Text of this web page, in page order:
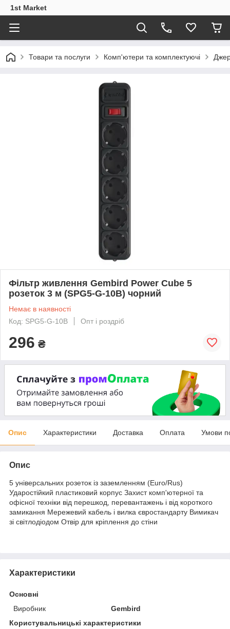
1st Market
Товари та послуги Комп'ютери та комплектуючі
Фільтр живлення Gembird Power Cube 5
розеток 3 м (SPG5-G-10B) чорний
Немає в наявності
Код: SPG5-G-10B
Опт і роздріб
296 ₴
Опис Характеристики Доставка Оплата Умови
Опис
5 універсальних розеток із заземленням (Euro/Rus)
Ударостійкий пластиковий корпус Захист комп'ютерної та
офісної техніки від перешкод, перевантажень і від короткого
замикання Мережевий кабель і вилка євростандарту Вимикач
зі світлодіодом Отвір для кріплення до стіни
Характеристики
Основні
Виробник
Gembird
Користувальницькі характеристики